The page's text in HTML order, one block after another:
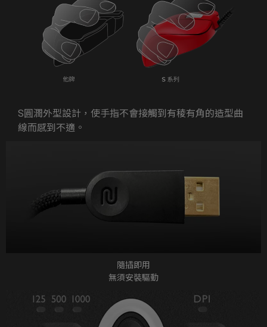
S圓潤外型設計，使手指不會接觸到有稜有角的造型曲
線而感到不適。
隨插即用
無須安裝驅動